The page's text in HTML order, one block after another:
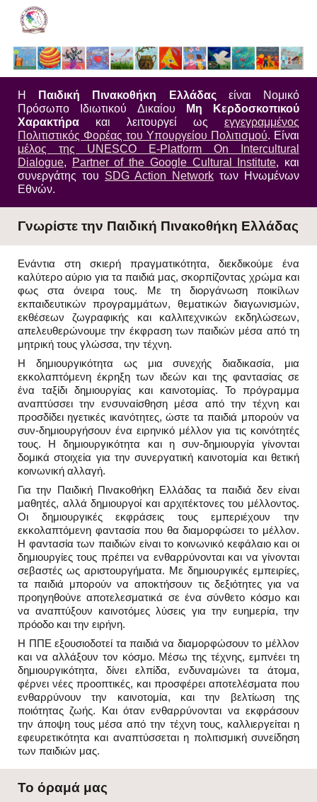
Skip to main content
Η Παιδική Πινακοθήκη Ελλάδαςείναι Νομικό
Πρόσωπο Ιδιωτικού Δικαίου
Μη Κερδοσκοπικού
Χαρακτήρα και λειτουργεί ως εγγεγραμμένος
Πολιτιστικός Φορέας του Υπουργείου Πολιτισμού. Είναι
μέλος της UNESCO E-Platform On Intercultural
Dialogue, Partner of the Google Cultural Institute, και
συνεργάτης του SDG Action Network των Ηνωμένων
Εθνών.
Γνωρίστε την Παιδική Πινακοθήκη Ελλάδας
Ενάντια στη σκιερή πραγματικότητα, διεκδικούμε ένα
καλύτερο αύριο για τα παιδιά μας, σκορπίζοντας χρώμα και
φως στα όνειρα τους. Με τη διοργάνωση ποικίλων
εκπαιδευτικών προγραμμάτων, θεματικών διαγωνισμών,
εκθέσεων ζωγραφικής και καλλιτεχνικών εκδηλώσεων,
απελευθερώνουμε την έκφραση των παιδιών μέσα από τη
μητρική τους γλώσσα, την τέχνη.
Η δημιουργικότητα ως μια συνεχής διαδικασία, μια
εκκολαπτόμενη έκρηξη των ιδεών και της φαντασίας σε
ένα ταξίδι δημιουργίας και καινοτομίας. Το πρόγραμμα
αναπτύσσει την ενσυναίσθηση μέσα από την τέχνη και
προσδίδει ηγετικές ικανότητες, ώστε τα παιδιά μπορούν να
συν-δημιουργήσουν ένα ειρηνικό μέλλον για τις κοινότητές
τους. H δημιουργικότητα και η συν-δημιουργία γίνονται
δομικά στοιχεία για την συνεργατική καινοτομία και θετική
κοινωνική αλλαγή.
Για την Παιδική Πινακοθήκη Ελλάδας τα παιδιά δεν είναι
μαθητές, αλλά δημιουργοί και αρχιτέκτονες του μέλλοντος.
Οι δημιουργικές εκφράσεις τους εμπεριέχουν την
εκκολαπτόμενη φαντασία που θα διαμορφώσει το μέλλον.
Η φαντασία των παιδιών είναι το κοινωνικό κεφάλαιο και οι
δημιουργίες τους πρέπει να ενθαρρύνονται και να γίνονται
σεβαστές ως αριστουργήματα. Με δημιουργικές εμπειρίες,
τα παιδιά μπορούν να αποκτήσουν τις δεξιότητες για να
προηγηθούνε αποτελεσματικά σε ένα σύνθετο κόσμο και
να αναπτύξουν καινοτόμες λύσεις για την ευημερία, την
πρόοδο και την ειρήνη.
Η ΠΠΕ εξουσιοδοτεί τα παιδιά να διαμορφώσουν το μέλλον
και να αλλάξουν τον κόσμο. Μέσω της τέχνης, εμπνέει τη
δημιουργικότητα, δίνει ελπίδα, ενδυναμώνει τα άτομα,
φέρνει νέες προοπτικές, και προσφέρει αποτελέσματα που
ενθαρρύνουν την καινοτομία, και την βελτίωση της
ποιότητας ζωής. Και όταν ενθαρρύνονται να εκφράσουν
την άποψη τους μέσα από την τέχνη τους, καλλιεργείται η
εφευρετικότητα και αναπτύσσεται η πολιτισμική συνείδηση
των παιδιών μας.
Το όραμά μας